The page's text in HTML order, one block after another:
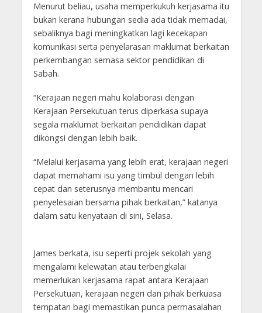
Menurut beliau, usaha memperkukuh kerjasama itu
bukan kerana hubungan sedia ada tidak memadai,
sebaliknya bagi meningkatkan lagi kecekapan
komunikasi serta penyelarasan maklumat berkaitan
perkembangan semasa sektor pendidikan di
Sabah.
“Kerajaan negeri mahu kolaborasi dengan
Kerajaan Persekutuan terus diperkasa supaya
segala maklumat berkaitan pendidikan dapat
dikongsi dengan lebih baik.
“Melalui kerjasama yang lebih erat, kerajaan negeri
dapat memahami isu yang timbul dengan lebih
cepat dan seterusnya membantu mencari
penyelesaian bersama pihak berkaitan,” katanya
dalam satu kenyataan di sini, Selasa.
James berkata, isu seperti projek sekolah yang
mengalami kelewatan atau terbengkalai
memerlukan kerjasama rapat antara Kerajaan
Persekutuan, kerajaan negeri dan pihak berkuasa
tempatan bagi memastikan punca permasalahan